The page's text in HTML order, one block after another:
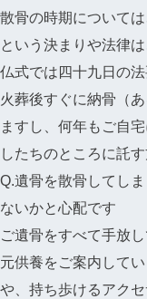
散骨の時期について
という決まりや法律は
仏式では四十九日の
火葬後すぐに納骨（
ますし、何年もご自
したちのところに託
Q.遺骨を散骨してし
ないかと心配です
ご遺骨をすべて手放
元供養をご案内して
や、持ち歩けるアク